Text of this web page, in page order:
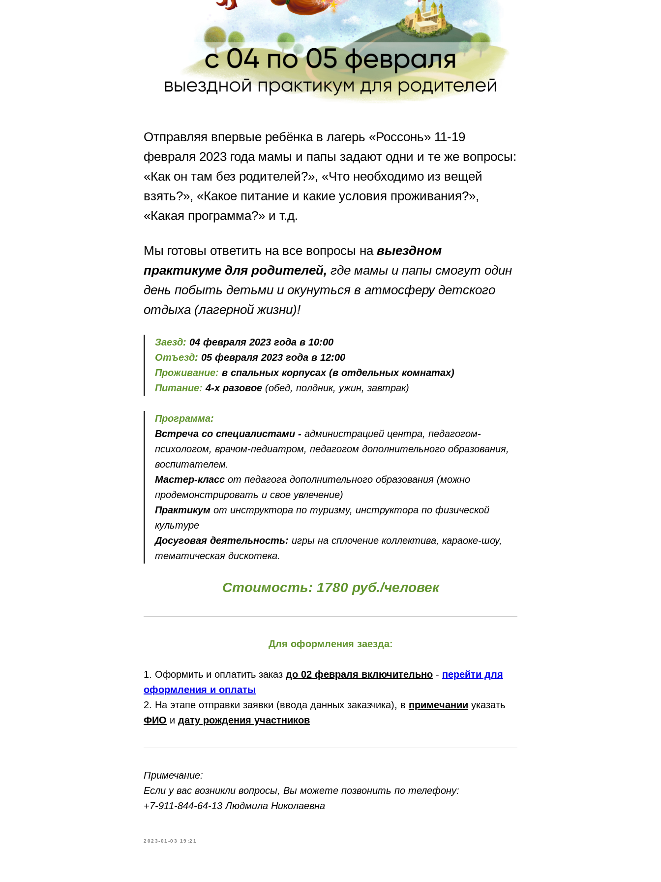
Отправляя впервые ребёнка в лагерь «Россонь» 11-19
февраля 2023 года мамы и папы задают одни и те же вопросы:
«Как он там без родителей?», «Что необходимо из вещей
взять?», «Какое питание и какие условия проживания?»,
«Какая программа?» и т.д.
Мы готовы ответить на все вопросы на выездном
практикуме для родителей, где мамы и папы смогут один
день побыть детьми и окунуться в атмосферу детского
отдыха (лагерной жизни)!
Заезд: 04 февраля 2023 года в 10:00
Отъезд: 05 февраля 2023 года в 12:00
Проживание: в спальных корпусах (в отдельных комнатах)
Питание: 4-х разовое (обед, полдник, ужин, завтрак)
Программа:
Встреча со специалистами - администрацией центра, педагогом-
психологом, врачом-педиатром, педагогом дополнительного образования,
воспитателем.
Мастер-класс от педагога дополнительного образования (можно
продемонстрировать и свое увлечение)
Практикум от инструктора по туризму, инструктора по физической
культуре
Досуговая деятельность: игры на сплочение коллектива, караоке-шоу,
тематическая дискотека.
Стоимость: 1780 руб./человек
Для оформления заезда:
1. Оформить и оплатить заказ до 02 февраля включительно - перейти для
оформления и оплаты
2. На этапе отправки заявки (ввода данных заказчика), в примечании указать
ФИО и дату рождения участников
Примечание:
Если у вас возникли вопросы, Вы можете позвонить по телефону:
+7-911-844-64-13 Людмила Николаевна
2023-01-03 19:21